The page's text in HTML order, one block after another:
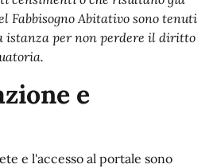
Fabbisogno Abitativo sono tenuti
istanza per non perdere il diritto
e
e l'accesso al portale sono